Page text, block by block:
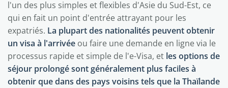
l'un des plus simples et flexibles d'Asie du Sud-Est, ce
qui en fait un point d'entrée attrayant pour les
expatriés. La plupart des nationalités peuvent obtenir
un visa à l'arrivée ou faire une demande en ligne via le
processus rapide et simple de l'e-Visa, et les options de
séjour prolongé sont généralement plus faciles à
obtenir que dans des pays voisins tels que la Thaïlande